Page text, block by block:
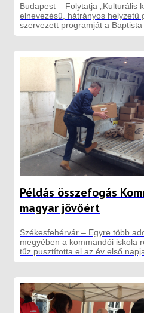
Budapest – Folytatja „Kulturális
elnevezésű, hátrányos helyzetű
szervezett programját a Baptista
Példás összefogás
magyar jövőért
Székesfehérvár – Egyre több
megyében a kommandói iskola
tűz pusztította el az év első